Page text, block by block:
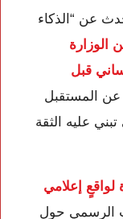
عن “الذكاء
الوزارة
قبل
المستقبل
عليه الثقة
لواقعٍ إعلامي
الرسمي حول